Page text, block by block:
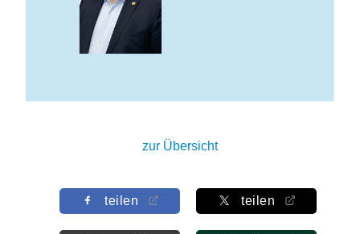
zur Übersicht
teilen teilen